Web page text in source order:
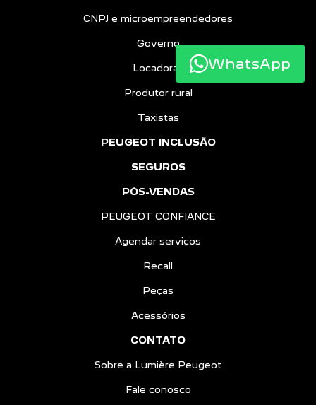
CNPJ e microempreendedores
Governo
Locadoras
Produtor rural
Taxistas
PEUGEOT INCLUSÃO
SEGUROS
PÓS-VENDAS
PEUGEOT CONFIANCE
Agendar serviços
Recall
Peças
Acessórios
CONTATO
Sobre a Lumière Peugeot
Fale conosco
WhatsApp